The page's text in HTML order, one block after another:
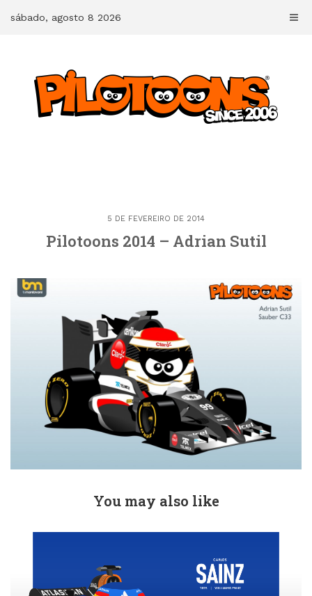
sábado, agosto 8 2026
5 DE FEVEREIRO DE 2014
Pilotoons 2014 – Adrian Sutil
You may also like